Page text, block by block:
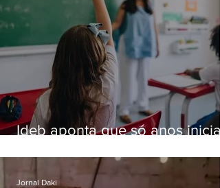
Ideb aponta que só anos
educação
Jornal Daki